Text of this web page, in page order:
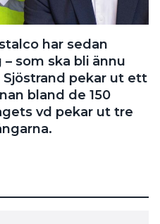
har sedan
som ska bli ännu
Sjöstrand pekar ut ett
bland de 150
vd pekar ut tre